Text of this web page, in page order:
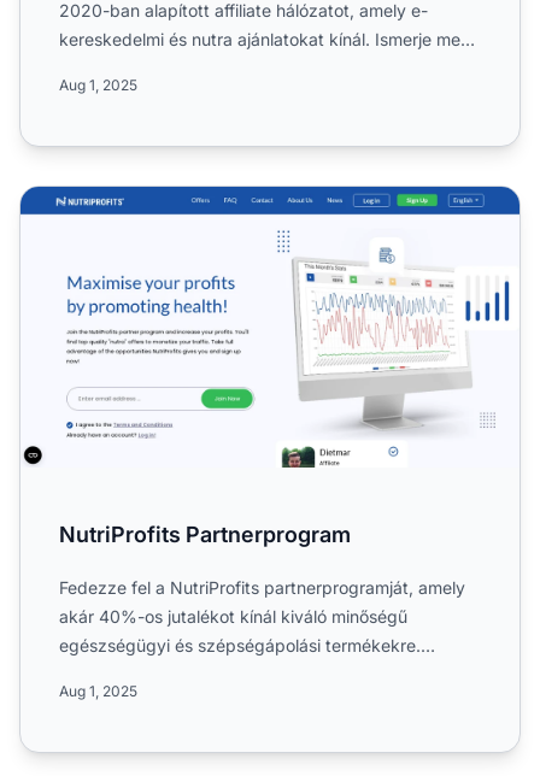
2020-ban alapított affiliate hálózatot, amely e-
kereskedelmi és nutra ajánlatokat kínál. Ismerje meg
Aug 1, 2025
NutriProfits Partnerprogram
NutriProfits Partnerprogram
Fedezze fel a NutriProfits partnerprogramját, amely
akár 40%-os jutalékot kínál kiváló minőségű
egészségügyi és szépségápolási termékekre.
Aug 1, 2025